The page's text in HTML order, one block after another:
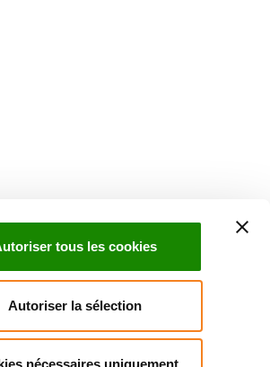
tous les cookies
Autoriser la sélection
nécessaires uniquement